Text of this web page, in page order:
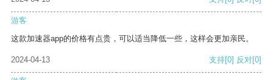
游客
这款加速器app的价格有点贵，可以适当降低一些，这样会更加亲民。
2024-04-13 支持[0] 反对[0]